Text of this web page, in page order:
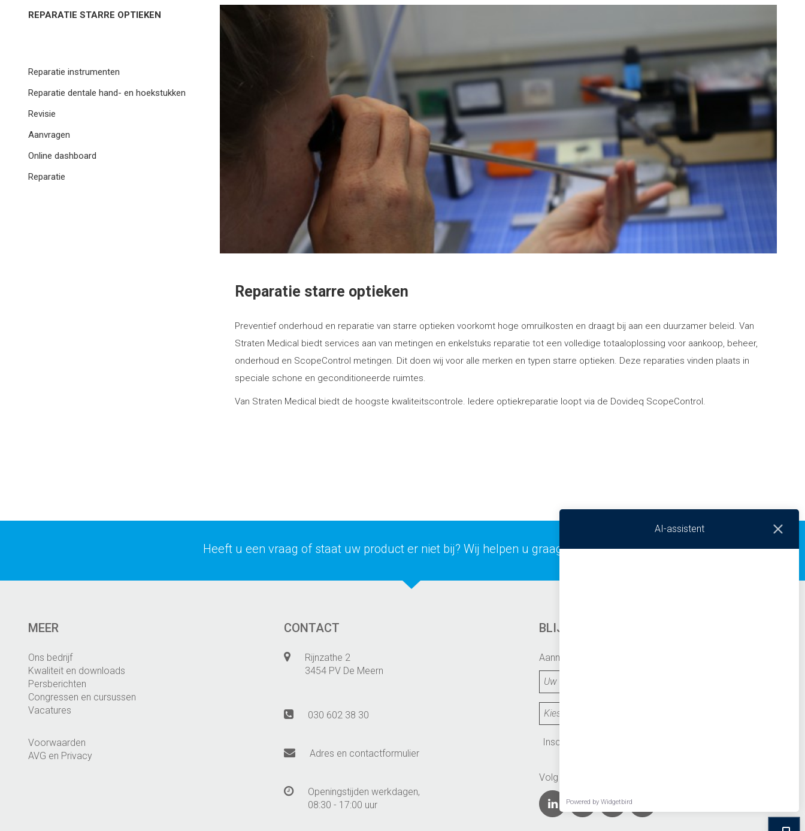
REPARATIE STARRE OPTIEKEN
Reparatie instrumenten
Reparatie dentale hand- en hoekstukken
Revisie
Aanvragen
Online dashboard
Reparatie
Reparatie starre optieken
Preventief onderhoud en reparatie van starre optieken voorkomt hoge omruilkosten en draagt bij aan een duurzamer beleid. Van
Straten Medical biedt services aan van metingen en enkelstuks reparatie tot een volledige totaaloplossing voor aankoop, beheer,
onderhoud en ScopeControl metingen. Dit doen wij voor alle merken en typen starre optieken. Deze reparaties vinden plaats in
speciale schone en geconditioneerde ruimtes.
Van Straten Medical biedt de hoogste kwaliteitscontrole. Iedere optiekreparatie loopt via de Dovideq ScopeControl.
Heeft u een vraag of staat uw product er niet bij? Wij helpen u graag verder.
MEER
Ons bedrijf
Kwaliteit en downloads
Persberichten
Congressen en cursussen
Vacatures
Voorwaarden
AVG en Privacy
CONTACT
Rijnzathe 2
3454 PV De Meern
030 602 38 30
Adres en contactformulier
Openingstijden werkdagen,
08:30 - 17:00 uur
BLIJF OP DE HOOGTE
Aanmelden voor de nieuwsbrief:
Inschrijven
Volg ons op social media
AI-assistent
Powered by Widgetbird